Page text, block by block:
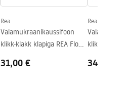
Rea
Valamukraanikaussifoon
klikk-klakk klapiga REA Flow
31,00 €
Rea
klikk-klakk
34,00 €